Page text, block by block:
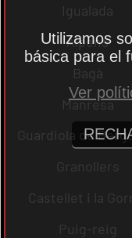
Igualada
Alpens
Bagà
Manresa
Guardiola de
Granollers
Castellet i la
Puig-reig
Utilizamos
básica para el
Ver